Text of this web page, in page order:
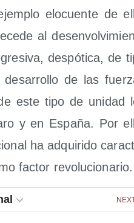
elo­cuen­te de
al
des­pó­ti­ca, de
de las
este tipo de uni­dad
y en Espa­ña. Por
ha adqui­ri­do
fac­tor revolucionario.